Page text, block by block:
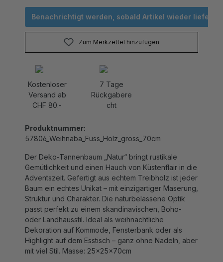
Benachrichtigt werden, sobald Artikel wieder
Zum Merkzettel hinzufügen
Kostenloser
Versand ab
CHF 80.-
7 Tage
Rückgabere
cht
57806_Weihnaba_Fuss_Holz_gross_70cm
Gemütlichkeit und einen Hauch von Küstenflair in die
Adventszeit. Gefertigt aus echtem Treibholz ist jeder
Baum ein echtes Unikat – mit einzigartiger Maserung,
Struktur und Charakter. Die naturbelassene Optik
passt perfekt zu einem skandinavischen, Boho-
oder Landhausstil. Ideal als weihnachtliche
Dekoration auf Kommode, Fensterbank oder als
Highlight auf dem Esstisch – ganz ohne Nadeln, aber
mit viel Stil. Masse: 25x25x70cm